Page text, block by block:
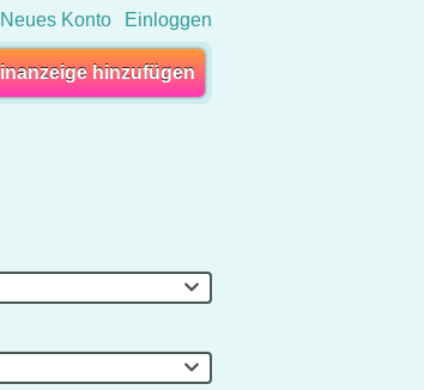
Neues Konto Einloggen
hinzufügen